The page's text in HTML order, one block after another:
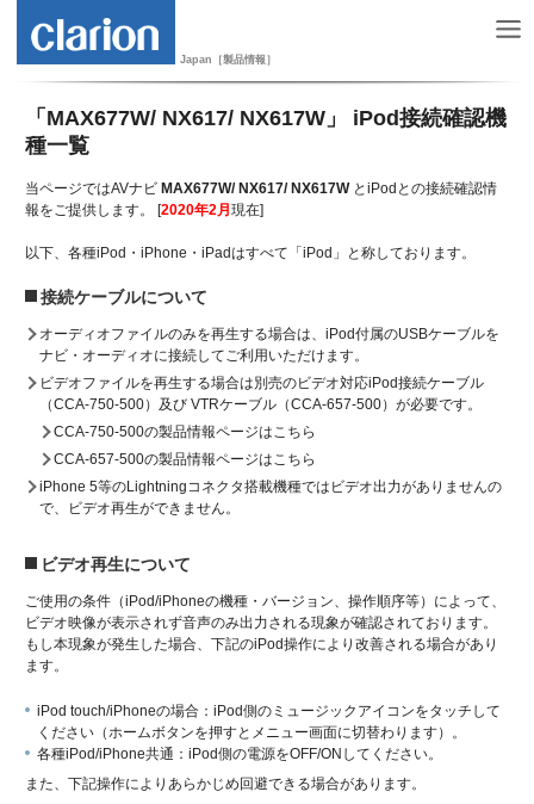
Japan［製品情報］
「MAX677W/ NX617/ NX617W」 iPod接続確認機
種一覧
当ページではAVナビ MAX677W/ NX617/ NX617WとiPodとの接続確認情
報をご提供します。 [2020年2月現在]
以下、各種iPod・iPhone・iPadはすべて「iPod」と称しております。
接続ケーブルについて
オーディオファイルのみを再生する場合は、iPod付属のUSBケーブルを
ナビ・オーディオに接続してご利用いただけます。
ビデオファイルを再生する場合は別売のビデオ対応iPod接続ケーブル
（CCA-750-500）及び VTRケーブル（CCA-657-500）が必要です。
CCA-750-500の製品情報ページはこちら
CCA-657-500の製品情報ページはこちら
iPhone 5等のLightningコネクタ搭載機種ではビデオ出力がありませんの
で、ビデオ再生ができません。
ビデオ再生について
ご使用の条件（iPod/iPhoneの機種・バージョン、操作順序等）によって、
ビデオ映像が表示されず音声のみ出力される現象が確認されております。
もし本現象が発生した場合、下記のiPod操作により改善される場合があり
ます。
iPod touch/iPhoneの場合：iPod側のミュージックアイコンをタッチして
ください（ホームボタンを押すとメニュー画面に切替わります）。
各種iPod/iPhone共通：iPod側の電源をOFF/ONしてください。
また、下記操作によりあらかじめ回避できる場合があります。